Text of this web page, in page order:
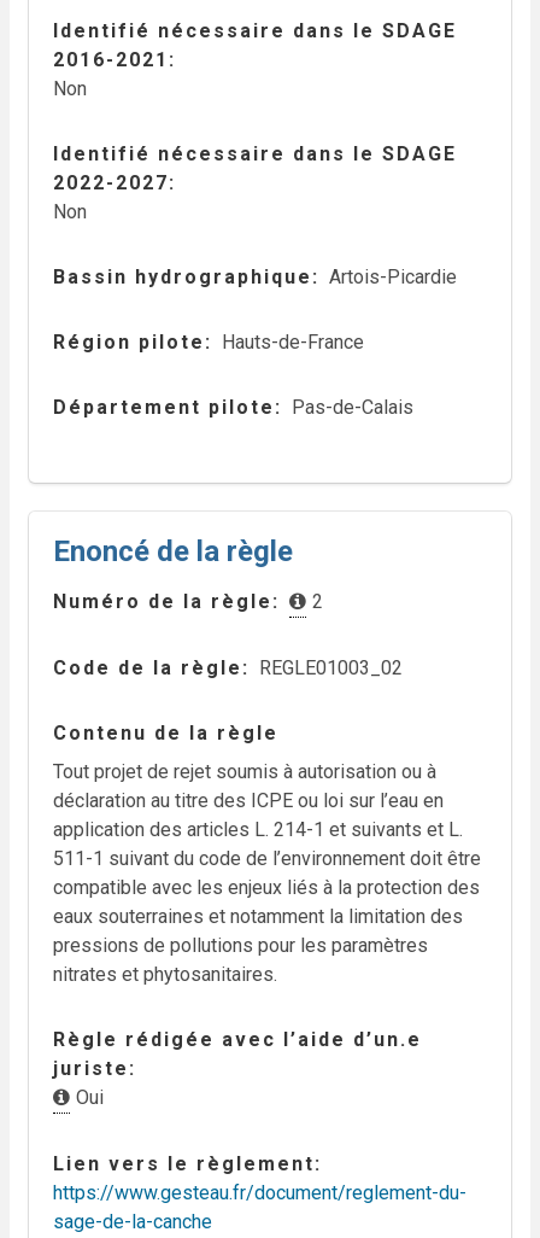
Identifié nécessaire dans le SDAGE
2016-2021
Non
Identifié nécessaire dans le SDAGE
2022-2027
Non
Bassin hydrographique Artois-Picardie
Région pilote Hauts-de-France
Département pilote Pas-de-Calais
Enoncé de la règle
Numéro de la règle 2
Code de la règle REGLE01003_02
Contenu de la règle
Tout projet de rejet soumis à autorisation ou à
déclaration au titre des ICPE ou loi sur l’eau en
application des articles L. 214-1 et suivants et L.
511-1 suivant du code de l’environnement doit être
compatible avec les enjeux liés à la protection des
eaux souterraines et notamment la limitation des
pressions de pollutions pour les paramètres
nitrates et phytosanitaires.
Règle rédigée avec l’aide d’un.e
juriste
Oui
Lien vers le règlement
https://www.gesteau.fr/document/reglement-du-
sage-de-la-canche